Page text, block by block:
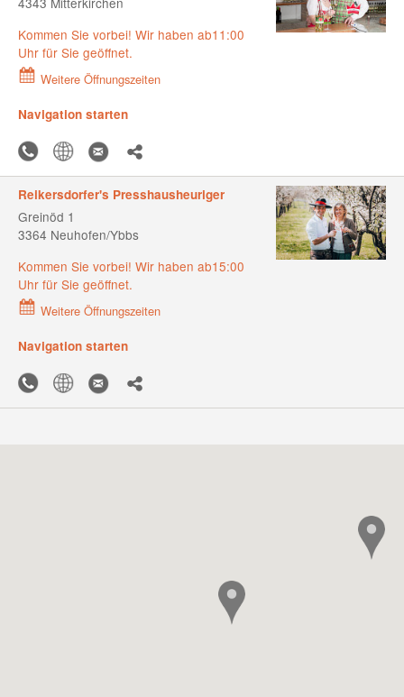
Kommen Sie vorbei! Wir haben ab11:00
Uhr für Sie geöffnet.
Weitere Öffnungszeiten
Navigation starten
Reikersdorfer's Presshausheuriger
Greinöd 1
3364 Neuhofen/Ybbs
Kommen Sie vorbei! Wir haben ab15:00
Uhr für Sie geöffnet.
Weitere Öffnungszeiten
Navigation starten